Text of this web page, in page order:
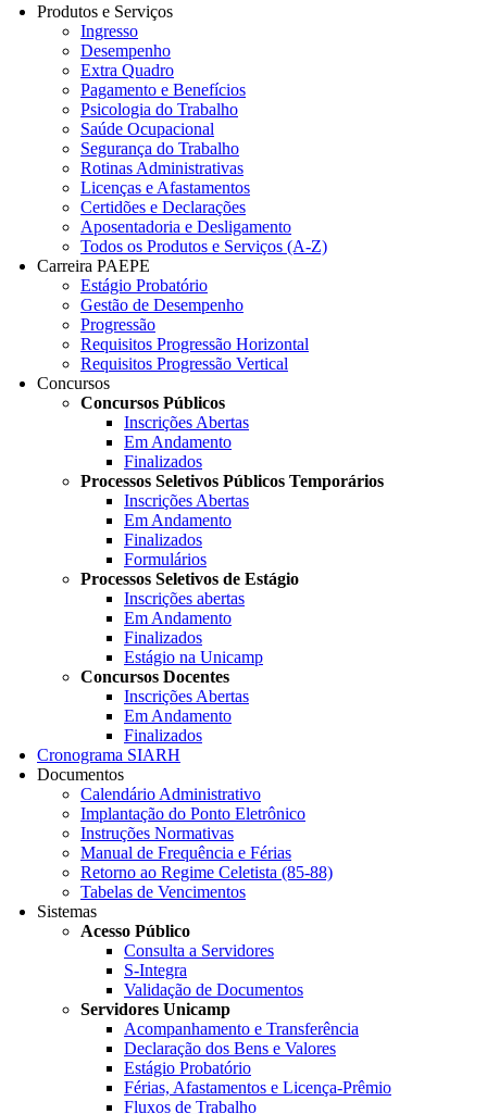
Produtos e Serviços
Ingresso
Desempenho
Extra Quadro
Pagamento e Benefícios
Psicologia do Trabalho
Saúde Ocupacional
Segurança do Trabalho
Rotinas Administrativas
Licenças e Afastamentos
Certidões e Declarações
Aposentadoria e Desligamento
Todos os Produtos e Serviços (A-Z)
Carreira PAEPE
Estágio Probatório
Gestão de Desempenho
Progressão
Requisitos Progressão Horizontal
Requisitos Progressão Vertical
Concursos
Concursos Públicos
Inscrições Abertas
Em Andamento
Finalizados
Processos Seletivos Públicos Temporários
Inscrições Abertas
Em Andamento
Finalizados
Formulários
Processos Seletivos de Estágio
Inscrições abertas
Em Andamento
Finalizados
Estágio na Unicamp
Concursos Docentes
Inscrições Abertas
Em Andamento
Finalizados
Cronograma SIARH
Documentos
Calendário Administrativo
Implantação do Ponto Eletrônico
Instruções Normativas
Manual de Frequência e Férias
Retorno ao Regime Celetista (85-88)
Tabelas de Vencimentos
Sistemas
Acesso Público
Consulta a Servidores
S-Integra
Validação de Documentos
Servidores Unicamp
Acompanhamento e Transferência
Declaração dos Bens e Valores
Estágio Probatório
Férias, Afastamentos e Licença-Prêmio
Fluxos de Trabalho